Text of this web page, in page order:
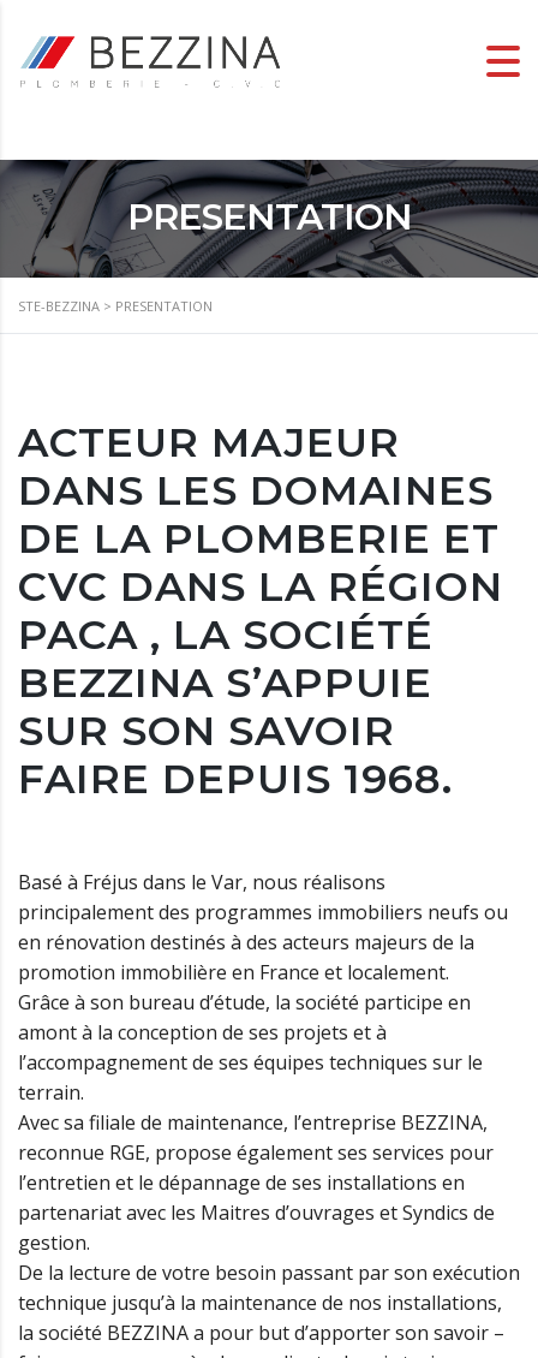
PRESENTATION
STE-BEZZINA > PRESENTATION
ACTEUR MAJEUR
DANS LES DOMAINES
DE LA PLOMBERIE ET
CVC DANS LA RÉGION
PACA , LA SOCIÉTÉ
BEZZINA S’APPUIE
SUR SON SAVOIR
FAIRE DEPUIS 1968.
Basé à Fréjus dans le Var, nous réalisons
principalement des programmes immobiliers neufs ou
en rénovation destinés à des acteurs majeurs de la
promotion immobilière en France et localement.
Grâce à son bureau d’étude, la société participe en
amont à la conception de ses projets et à
l’accompagnement de ses équipes techniques sur le
terrain.
Avec sa filiale de maintenance, l’entreprise BEZZINA,
reconnue RGE, propose également ses services pour
l’entretien et le dépannage de ses installations en
partenariat avec les Maitres d’ouvrages et Syndics de
gestion.
De la lecture de votre besoin passant par son exécution
technique jusqu’à la maintenance de nos installations,
la société BEZZINA a pour but d’apporter son savoir –